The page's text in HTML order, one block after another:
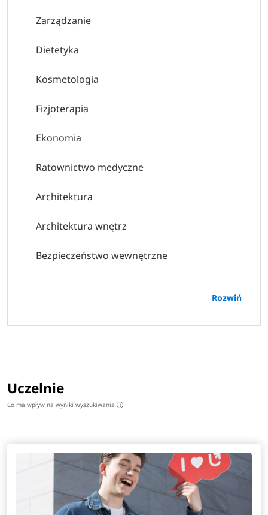
Zarządzanie
Dietetyka
Kosmetologia
Fizjoterapia
Ekonomia
Ratownictwo medyczne
Architektura
Architektura wnętrz
Bezpieczeństwo wewnętrzne
Mechanika i budowa maszyn
Położnictwo
Stosunki międzynarodowe
Rozwiń
Uczelnie
Co ma wpływ na wyniki wyszukiwania i